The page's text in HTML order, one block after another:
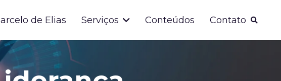
de Elias Serviços Conteúdos Contato